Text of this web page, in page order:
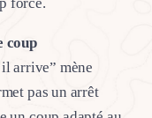
coup
arrive” mène
pas un arrêt